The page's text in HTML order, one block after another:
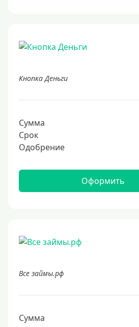
Кнопка Деньги
Сумма
Срок
Одобрение
Оформить
Все займы.рф
Сумма